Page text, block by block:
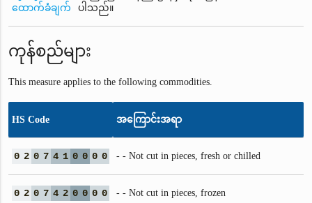
ထောက်ခံချက်
ပါသည်။
ကုန်စည်များ
This measure applies to the following commodities.
HS Code အကြောင်းအရာ
0 2 0 7 4 1 0 0 0 0 - - Not cut in pieces, fresh or chilled
0 2 0 7 4 2 0 0 0 0 - - Not cut in pieces, frozen